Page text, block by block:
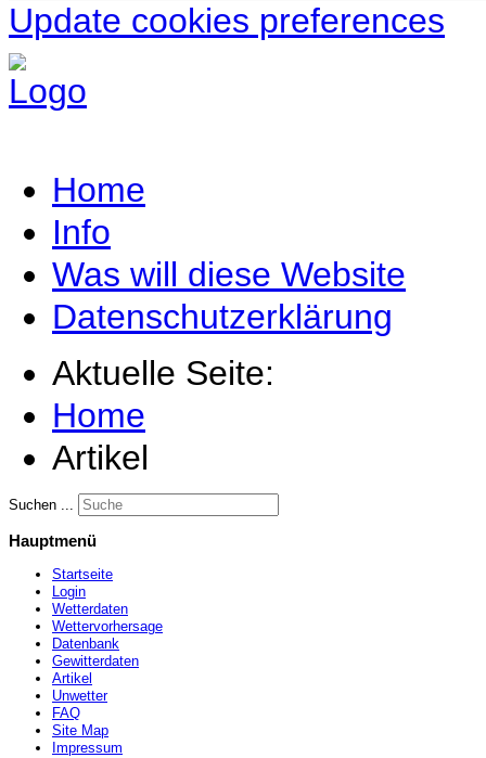
Update cookies preferences
Home
Info
Was will diese Website
Datenschutzerklärung
Aktuelle Seite:
Home
Artikel
Suchen ...
Hauptmenü
Startseite
Login
Wetterdaten
Wettervorhersage
Datenbank
Gewitterdaten
Artikel
Unwetter
FAQ
Site Map
Impressum